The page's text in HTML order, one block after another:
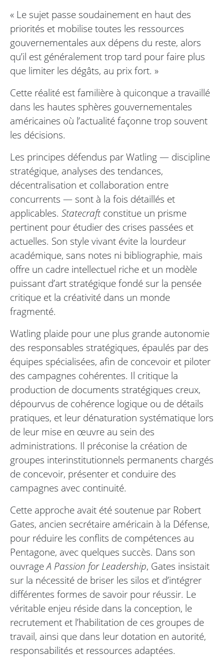
« Le sujet passe soudainement en haut des
priorités et mobilise toutes les ressources
gouvernementales aux dépens du reste, alors
qu’il est généralement trop tard pour faire plus
que limiter les dégâts, au prix fort. »
Cette réalité est familière à quiconque a travaillé
dans les hautes sphères gouvernementales
américaines où l’actualité façonne trop souvent
les décisions.
Les principes défendus par Watling — discipline
stratégique, analyses des tendances,
décentralisation et collaboration entre
concurrents — sont à la fois détaillés et
applicables. Statecraftconstitue un prisme
pertinent pour étudier des crises passées et
actuelles. Son style vivant évite la lourdeur
académique, sans notes ni bibliographie, mais
offre un cadre intellectuel riche et un modèle
puissant d’art stratégique fondé sur la pensée
critique et la créativité dans un monde
fragmenté.
Watling plaide pour une plus grande autonomie
des responsables stratégiques, épaulés par des
équipes spécialisées, afin de concevoir et piloter
des campagnes cohérentes. Il critique la
production de documents stratégiques creux,
dépourvus de cohérence logique ou de détails
pratiques, et leur dénaturation systématique lors
de leur mise en œuvre au sein des
administrations. Il préconise la création de
groupes interinstitutionnels permanents chargés
de concevoir, présenter et conduire des
campagnes avec continuité.
Cette approche avait été soutenue par Robert
Gates, ancien secrétaire américain à la Défense,
pour réduire les conflits de compétences au
Pentagone, avec quelques succès. Dans son
ouvrageA Passion for Leadership, Gates insistait
sur la nécessité de briser les silos et d’intégrer
différentes formes de savoir pour réussir. Le
véritable enjeu réside dans la conception, le
recrutement et l’habilitation de ces groupes de
travail, ainsi que dans leur dotation en autorité,
responsabilités et ressources adaptées.